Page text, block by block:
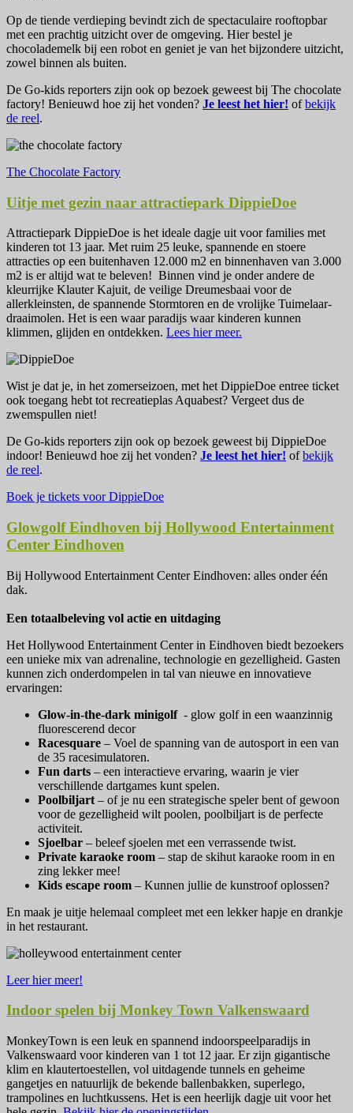
Op de tiende verdieping bevindt zich de spectaculaire rooftopbar
met een prachtig uitzicht over de omgeving. Hier bestel je
chocolademelk bij een robot en geniet je van het bijzondere uitzicht,
zowel binnen als buiten.
De Go-kids reporters zijn ook op bezoek geweest bij The chocolate
factory! Benieuwd hoe zij het vonden? Je leest het hier! ofbekijk
de reel.
The Chocolate Factory
Uitje met gezin naar attractiepark DippieDoe
Attractiepark DippieDoe is het ideale dagje uit voor families met
kinderen tot 13 jaar. Met ruim 25 leuke, spannende en stoere
attracties op een buitenhaven 12.000 m2 en binnenhaven van 3.000
m2 is er altijd wat te beleven! Binnen vind je onder andere de
kleurrijke Klauter Kajuit, de veilige Dreumesbaai voor de
allerkleinsten, de spannende Stormtoren en de vrolijke Tuimelaar-
draaimolen. Het is een waar paradijs waar kinderen kunnen
klimmen, glijden en ontdekken. Lees hier meer.
Wist je dat je, in het zomerseizoen, met het DippieDoe entree ticket
ook toegang hebt tot recreatieplas Aquabest? Vergeet dus de
zwemspullen niet!
De Go-kids reporters zijn ook op bezoek geweest bij DippieDoe
indoor! Benieuwd hoe zij het vonden? Je leest het hier! ofbekijk
de reel.
Boek je tickets voor DippieDoe
Glowgolf Eindhoven bij Hollywood Entertainment
Center Eindhoven
Bij Hollywood Entertainment Center Eindhoven: alles onder één
dak.
Een totaalbeleving vol actie en uitdaging
Het Hollywood Entertainment Center in Eindhoven biedt bezoekers
een unieke mix van adrenaline, technologie en gezelligheid. Gasten
kunnen zich onderdompelen in tal van nieuwe en innovatieve
ervaringen:
Glow-in-the-dark minigolf - glow golf in een waanzinnig
fluorescerend decor
Racesquare – Voel de spanning van de autosport in een van
de 35 racesimulatoren.
Fun darts – een interactieve ervaring, waarin je vier
verschillende dartgames kunt spelen.
Poolbiljart – of je nu een strategische speler bent of gewoon
voor de gezelligheid wilt poolen, poolbiljart is de perfecte
activiteit.
Sjoelbar – beleef sjoelen met een verrassende twist.
Private karaoke room – stap de skihut karaoke room in en
zing lekker mee!
Kids escape room – Kunnen jullie de kunstroof oplossen?
En maak je uitje helemaal compleet met een lekker hapje en drankje
in het restaurant.
Leer hier meer!
Indoor spelen bij Monkey Town Valkenswaard
MonkeyTown is een leuk en spannend indoorspeelparadijs in
Valkenswaard voor kinderen van 1 tot 12 jaar. Er zijn gigantische
klim en klautertoestellen, vol uitdagende tunnels en geheime
gangetjes en natuurlijk de bekende ballenbakken, superlego,
trampolines en luchtkussens. Het is een heerlijk dagje uit voor het